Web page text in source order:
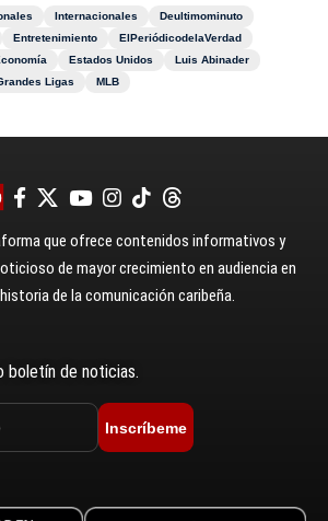
Internacionales
Deultimominuto
Entretenimiento
ElPeriódicodelaVerdad
Estados Unidos
Luis Abinader
Ligas MLB
que ofrece contenidos informativos y
de mayor crecimiento en audiencia en
de la comunicación caribeña.
boletín de noticias.
Inscríbeme